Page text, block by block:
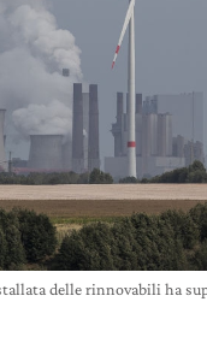
delle rinnovabili ha